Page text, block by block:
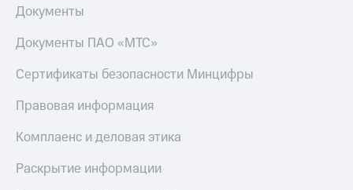
Документы
Документы ПАО «МТС»
Сертификаты безопасности Минцифры
Правовая информация
Комплаенс и деловая этика
Раскрытие информации